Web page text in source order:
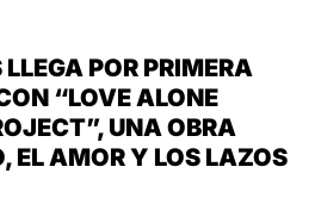
POR PRIMERA
“LOVE ALONE
UNA OBRA
EL AMOR Y LOS LAZOS